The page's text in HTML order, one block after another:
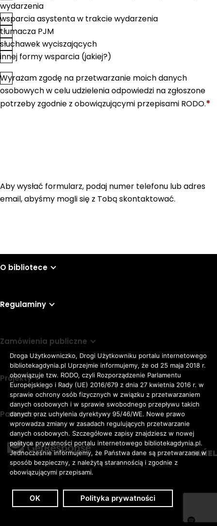
Zaloguj Dostępność
Rozmiar
czcionki
Adomyślna czcionka
Awiększa czcionka
Aduża czcionka
KONTRAST:
ZWIĘKSZ
ODSTĘPY
W
wydarzenia
wsparcia asystenta w trakcie wydarzenia
tłumacza PJM
słuchawek wyciszających
innej formy wsparcia (jakiej?)
Zgoda*
Wyrażam zgodę na przetwarzanie moich danych
osobowych w celu udzielenia odpowiedzi na zgłoszone
potrzeby zgodnie z obowiązującymi przepisami RODO.*
Aby wysłać formularz, podaj numer telefonu lub adres
email, abyśmy mogli się z Tobą skontaktować.
O bibliotece
Regulaminy
Zamówienia publiczne
Projekty
Partnerzy
Droga Użytkowniczko, Drogi Użytkowniku portalu internetowego
bibliotekagdynia.pl Uprzejmie informujemy, że od 25 maja 2018 r.
obowiązuje tzw. RODO, czyli Rozporządzenie Parlamentu
Europejskiego i Rady (UE) 2016/679 z dnia 27 kwietnia 2016 r. w
sprawie ochrony osób fizycznych w związku z przetwarzaniem
danych osobowych i w sprawie swobodnego przepływu takich
danych oraz uchylenia dyrektywy 95/46/WE. Nowe prawo
wprowadza zmiany w zasadach regulujących przetwarzanie
danych osobowych. Szczegółowe zapisy znajdziesz w nowej
polityce prywatności portalu internetowego bibliotekagdynia.pl.
Jednocześnie informujemy, że Państwa dane są przetwarzane w
sposób bezpieczny, z należytą starannością i zgodnie z
obowiązującymi przepisami.
OK Polityka prywatności